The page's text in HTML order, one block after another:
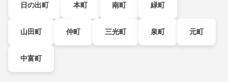
日の出町 本町 南町 緑町
山田町 仲町 三光町 泉町 元町
中富町